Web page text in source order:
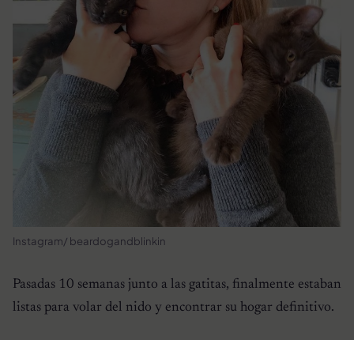
Instagram/ beardogandblinkin
Pasadas 10 semanas junto a las gatitas, finalmente estaban
listas para volar del nido y encontrar su hogar definitivo.